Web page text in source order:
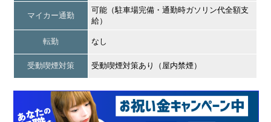
マイカー通勤
可能（駐車場完備・通勤時ガソリン代全額支
給）
転勤 なし
受動喫煙対策 受動喫煙対策あり（屋内禁煙）